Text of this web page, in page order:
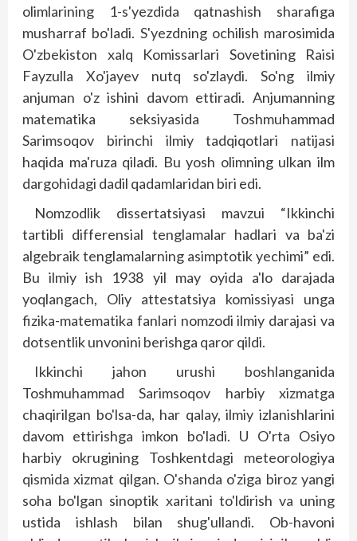
olimlarining 1-s'yezdida qatnashish sharafiga
musharraf bo'ladi. S'yezdning ochilish marosimida
O'zbekiston xalq Komissarlari Sovetining Raisi
Fayzulla Xo'jayev nutq so'zlaydi. So'ng ilmiy
anjuman o'z ishini davom ettiradi. Anjumanning
matematika seksiyasida Toshmuhammad
Sarimsoqov birinchi ilmiy tadqiqotlari natijasi
haqida ma'ruza qiladi. Bu yosh olimning ulkan ilm
dargohidagi dadil qadamlaridan biri edi.
Nomzodlik dissertatsiyasi mavzui “Ikkinchi
tartibli differensial tenglamalar hadlari va ba'zi
algebraik tenglamalarning asimptotik yechimi” edi.
Bu ilmiy ish 1938 yil may oyida a'lo darajada
yoqlangach, Oliy attestatsiya komissiyasi unga
fizika-matematika fanlari nomzodi ilmiy darajasi va
dotsentlik unvonini berishga qaror qildi.
Ikkinchi jahon urushi boshlanganida
Toshmuhammad Sarimsoqov harbiy xizmatga
chaqirilgan bo'lsa-da, har qalay, ilmiy izlanishlarini
davom ettirishga imkon bo'ladi. U O'rta Osiyo
harbiy okrugining Toshkentdagi meteorologiya
qismida xizmat qilgan. O'shanda o'ziga biroz yangi
soha bo'lgan sinoptik xaritani to'ldirish va uning
ustida ishlash bilan shug'ullandi. Ob-havoni